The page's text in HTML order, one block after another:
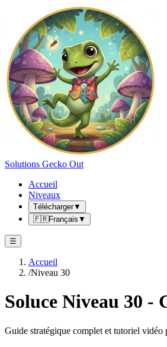
Solutions Gecko Out
Accueil
Niveaux
Télécharger▼
🇫🇷Français ▼
☰
Accueil
/Niveau 30
Soluce Niveau 30 -
Guide stratégique complet et tutoriel vidéo